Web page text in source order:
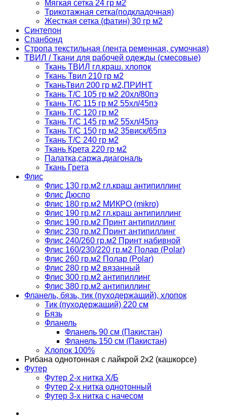
Мягкая сетка 24 гр м2
Трикотажная сетка(подкладочная)
Жесткая сетка (фатин) 30 гр м2
Синтепон
Спанбонд
Стропа текстильная (лента ременная, сумочная)
ТВИЛ / Ткани для рабочей одежды (смесовые)
Ткань ТВИЛ гл.краш. хлопок
Ткань Твил 210 гр м2
ТканьТвил 200 гр м2,ПРИНТ
Ткань Т/C 105 гр м2 20хл/80пэ
Ткань Т/C 115 гр м2 55хл/45пэ
Ткань Т/C 120 гр м2
Ткань Т/C 145 гр м2 55хл/45пэ
Ткань Т/C 150 гр м2 35виск/65пэ
Ткань Т/C 240 гр м2
Ткань Крета 220 гр м2
Палатка,саржа,диагональ
Ткань Грета
Флис
Флис 130 гр.м2 гл.краш антипиллинг
Флис Дюспо
Флис 180 гр.м2 МИКРО (mikro)
Флис 190 гр.м2 гл.краш антипиллинг
Флис 190 гр.м2 Принт антипиллинг
Флис 230 гр.м2 Принт антипиллинг
Флис 240/260 гр.м2 Принт набивной
Флис 160/230/220 гр.м2 Полар (Polar)
Флис 260 гр.м2 Полар (Polar)
Флис 280 гр м2 вязанный
Флис 300 гр.м2 антипиллинг
Флис 380 гр.м2 антипиллинг
Фланель, бязь, тик (пуходержащий), хлопок
Тик (пуходержащий) 220 см
Бязь
Фланель
Фланель 90 см (Пакистан)
Фланель 150 см (Пакистан)
Хлопок 100%
Рибана однотонная с лайкрой 2х2 (кашкорсе)
Футер
Футер 2-х нитка Х/Б
Футер 2-х нитка однотонный
Футер 3-х нитка с начесом